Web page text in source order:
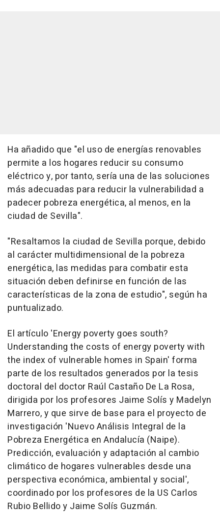
Ha añadido que "el uso de energías renovables
permite a los hogares reducir su consumo
eléctrico y, por tanto, sería una de las soluciones
más adecuadas para reducir la vulnerabilidad a
padecer pobreza energética, al menos, en la
ciudad de Sevilla".
"Resaltamos la ciudad de Sevilla porque, debido
al carácter multidimensional de la pobreza
energética, las medidas para combatir esta
situación deben definirse en función de las
características de la zona de estudio", según ha
puntualizado.
El artículo 'Energy poverty goes south?
Understanding the costs of energy poverty with
the index of vulnerable homes in Spain' forma
parte de los resultados generados por la tesis
doctoral del doctor Raúl Castaño De La Rosa,
dirigida por los profesores Jaime Solís y Madelyn
Marrero, y que sirve de base para el proyecto de
investigación 'Nuevo Análisis Integral de la
Pobreza Energética en Andalucía (Naipe).
Predicción, evaluación y adaptación al cambio
climático de hogares vulnerables desde una
perspectiva económica, ambiental y social',
coordinado por los profesores de la US Carlos
Rubio Bellido y Jaime Solís Guzmán.